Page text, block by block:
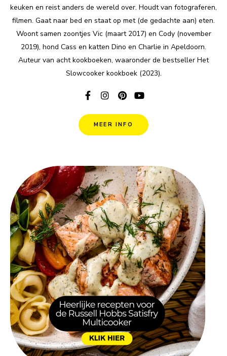
keuken en reist anders de wereld over. Houdt van fotograferen,
filmen. Gaat naar bed en staat op met (de gedachte aan) eten.
Woont samen zoontjes Vic (maart 2017) en Cody (november
2019), hond Cass en katten Dino en Charlie in Apeldoorn.
Auteur van acht kookboeken, waaronder de bestseller Het
Slowcooker kookboek (2023).
MEER INFO